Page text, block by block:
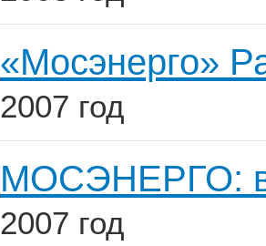
«Мосэнерго»
2007 год
МОСЭНЕРГО:
2007 год